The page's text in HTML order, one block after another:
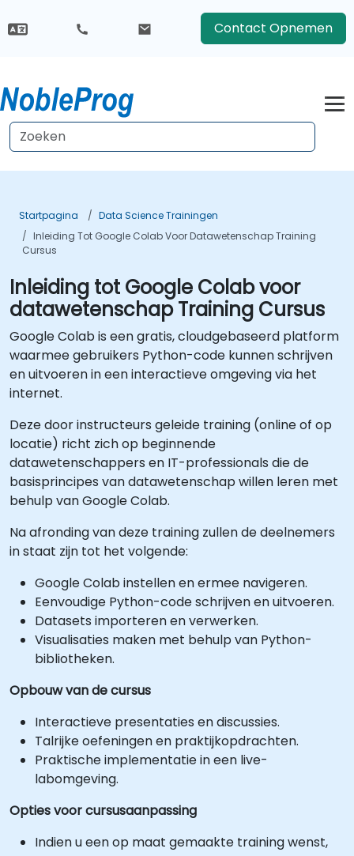
Contact Opnemen
Startpagina
Data Science Trainingen
Inleiding Tot Google Colab Voor Datawetenschap Training
Cursus
Inleiding tot Google Colab voor
datawetenschap Training Cursus
Google Colab is een gratis, cloudgebaseerd platform
waarmee gebruikers Python-code kunnen schrijven
en uitvoeren in een interactieve omgeving via het
internet.
Deze door instructeurs geleide training (online of op
locatie) richt zich op beginnende
datawetenschappers en IT-professionals die de
basisprincipes van datawetenschap willen leren met
behulp van Google Colab.
Na afronding van deze training zullen de deelnemers
in staat zijn tot het volgende:
Google Colab instellen en ermee navigeren.
Eenvoudige Python-code schrijven en uitvoeren.
Datasets importeren en verwerken.
Visualisaties maken met behulp van Python-
bibliotheken.
Opbouw van de cursus
Interactieve presentaties en discussies.
Talrijke oefeningen en praktijkopdrachten.
Praktische implementatie in een live-
labomgeving.
Opties voor cursusaanpassing
Indien u een op maat gemaakte training wenst,